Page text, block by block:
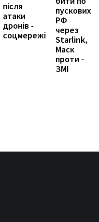
після
атаки
дронів -
соцмережі
пускових
РФ
через
Starlink,
Маск
проти -
ЗМІ